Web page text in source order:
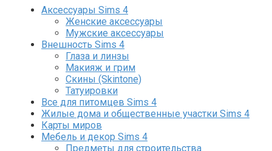
Аксессуары Sims 4
Женские аксессуары
Мужские аксессуары
Внешность Sims 4
Глаза и линзы
Макияж и грим
Скины (Skintone)
Татуировки
Все для питомцев Sims 4
Жилые дома и общественные участки Sims 4
Карты миров
Мебель и декор Sims 4
Предметы для строительства